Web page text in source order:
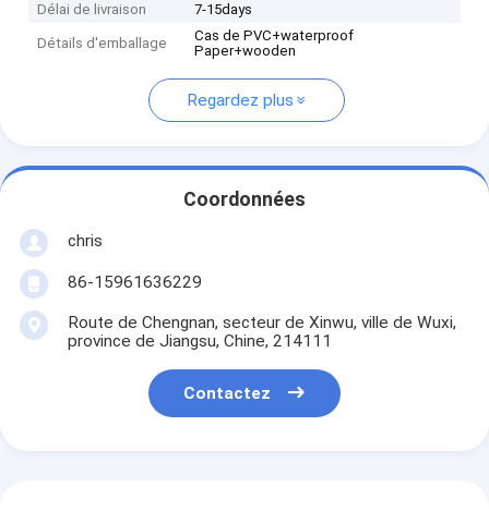
Délai de livraison 7-15days
Détails d'emballage
Cas de PVC+waterproof
Paper+wooden
Regardez plus
Coordonnées
chris
86-15961636229
Route de Chengnan, secteur de Xinwu, ville de Wuxi,
province de Jiangsu, Chine, 214111
Contactez